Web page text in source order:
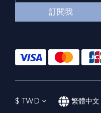
訂閱我
$ TWD 繁體中文